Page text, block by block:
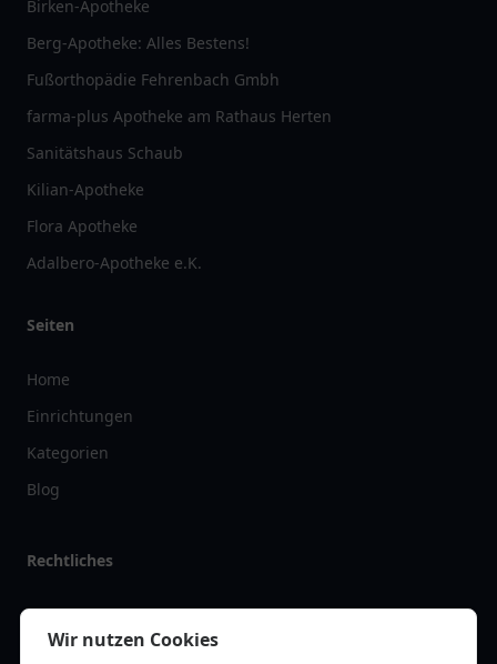
Birken-Apotheke
Berg-Apotheke: Alles Bestens!
Fußorthopädie Fehrenbach Gmbh
farma-plus Apotheke am Rathaus Herten
Sanitätshaus Schaub
Kilian-Apotheke
Flora Apotheke
Adalbero-Apotheke e.K.
Seiten
Home
Einrichtungen
Kategorien
Blog
Rechtliches
Impressum
Datenschutz
Wir nutzen Cookies